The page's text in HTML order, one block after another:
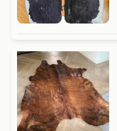
De Juiste Toon